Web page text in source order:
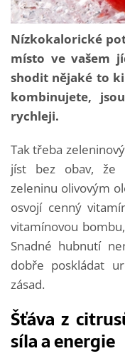
Nízkokalorické
místo ve vašem
shodit nějaké to
kombinujete,
rychleji.
Tak třeba
jíst bez obav, že
zeleninu olivovým
osvojí cenný
vitamínovou
Snadné hubnutí
dobře poskládat
zásad.
Šťáva z
síla a energie